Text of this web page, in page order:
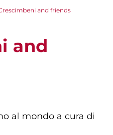
and friends
and
al mondo a cura di